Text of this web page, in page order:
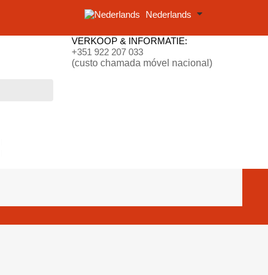
Nederlands
VERKOOP & INFORMATIE:
+351 922 207 033
(custo chamada móvel nacional)